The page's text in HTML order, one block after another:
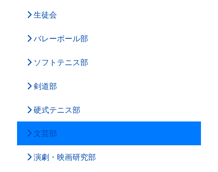
生徒会
バレーボール部
ソフトテニス部
剣道部
硬式テニス部
文芸部
演劇・映画研究部